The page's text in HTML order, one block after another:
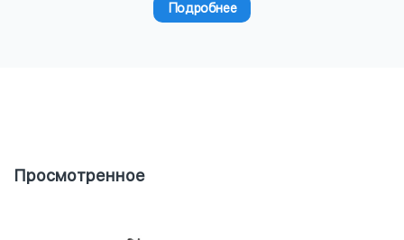
Подробнее
Просмотренное